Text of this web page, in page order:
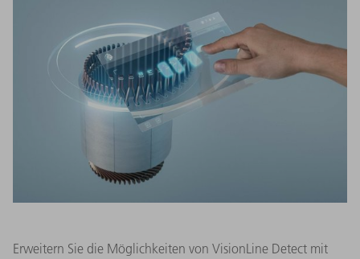
Erweitern Sie die Möglichkeiten von VisionLine Detect mit